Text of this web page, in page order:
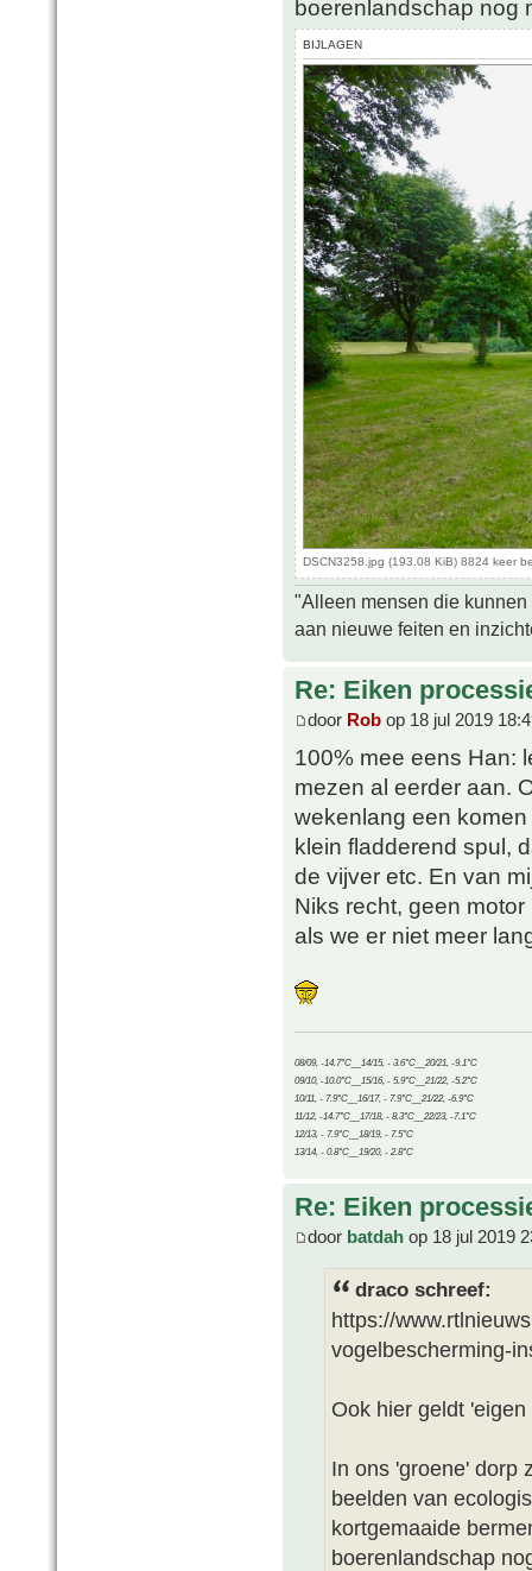
boerenlandschap nog
BIJLAGEN
DSCN3258.jpg (193.08 KiB) 8824 keer
"Alleen mensen die
aan nieuwe feiten en
Re: Eiken
door Rob op 18 jul 2019
100% mee eens Han:
mezen al eerder aan.
wekenlang een
klein fladderend spul,
de vijver etc. En van
Niks recht, geen
als we er niet meer
08/09, -14.7°C__14/15, - 3.6°C__20/21, -9.1°C
09/10, -10.0°C__15/16, - 5.9°C__21/22, -5.2°C
10/11, - 7.9°C__16/17, - 7.9°C__21/22, -6.9°C
11/12, -14.7°C__17/18, - 8.3°C__22/23, -7.1°C
12/13, - 7.9°C__18/19, - 7.5°C
13/14, - 0.8°C__19/20, - 2.8°C
Re: Eiken
door batdah op 18 jul 2019
draco schreef:
https://
vogelbescherming-
Ook hier geldt
In ons 'groene' dorp
beelden van
kortgemaaide
boerenlandschap